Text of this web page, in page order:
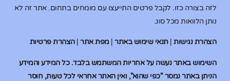
לזה בצורה כזו. לקבל פרטים התייעצו עם מומחים בתחום. אתר זה לא
נותן הלוואות מכל סוג.
הצהרת נגישות|תנאי שימוש באתר|מפת אתר|הצהרת פרטיות
השימוש באתר נעשה על אחריות המשתמש בלבד. כל המידע והמידע
הניתן באתר נמסר "כפי שהוא", ואין האתר אחראי לכל טעות, חוסר